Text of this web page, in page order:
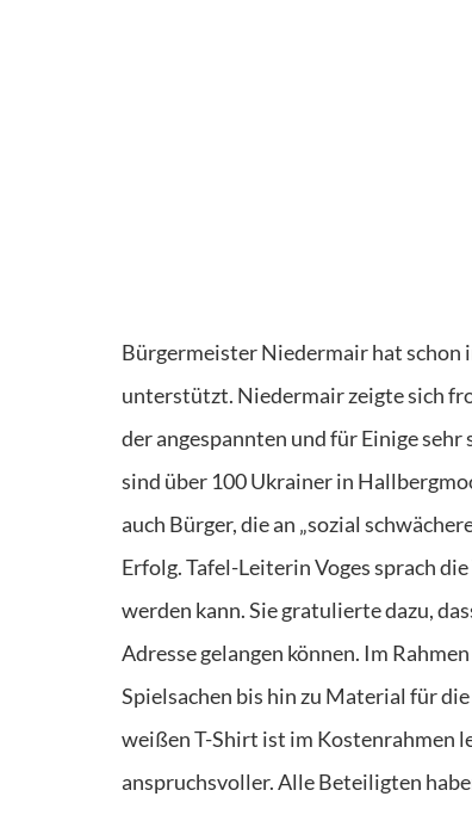
Bürgermeister Niedermair hat schon
unterstützt. Niedermair zeigte sich
der angespannten und für Einige
sind über 100 Ukrainer in
auch Bürger, die an „sozial
Erfolg. Tafel-Leiterin Voges sprach
werden kann. Sie gratulierte dazu,
Adresse gelangen können. Im
Spielsachen bis hin zu Material für
weißen T-Shirt ist im Kostenrahmen
anspruchsvoller. Alle Beteiligten